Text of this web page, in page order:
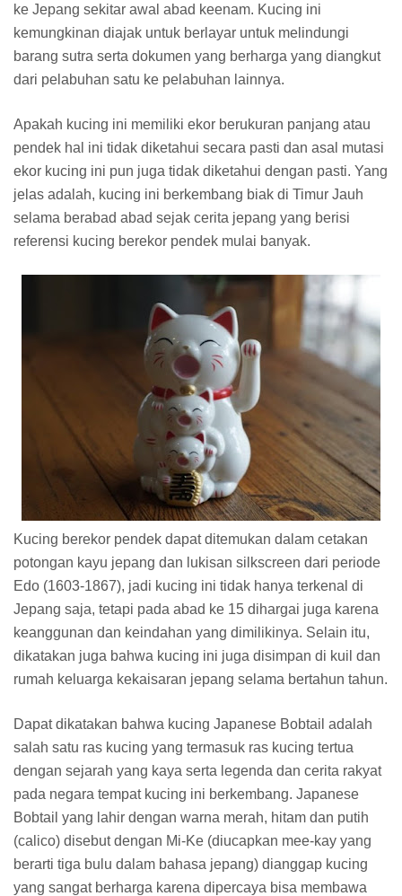
ke Jepang sekitar awal abad keenam. Kucing ini
kemungkinan diajak untuk berlayar untuk melindungi
barang sutra serta dokumen yang berharga yang diangkut
dari pelabuhan satu ke pelabuhan lainnya.
Apakah kucing ini memiliki ekor berukuran panjang atau
pendek hal ini tidak diketahui secara pasti dan asal mutasi
ekor kucing ini pun juga tidak diketahui dengan pasti. Yang
jelas adalah, kucing ini berkembang biak di Timur Jauh
selama berabad abad sejak cerita jepang yang berisi
referensi kucing berekor pendek mulai banyak.
Kucing berekor pendek dapat ditemukan dalam cetakan
potongan kayu jepang dan lukisan silkscreen dari periode
Edo (1603-1867), jadi kucing ini tidak hanya terkenal di
Jepang saja, tetapi pada abad ke 15 dihargai juga karena
keanggunan dan keindahan yang dimilikinya. Selain itu,
dikatakan juga bahwa kucing ini juga disimpan di kuil dan
rumah keluarga kekaisaran jepang selama bertahun tahun.
Dapat dikatakan bahwa kucing Japanese Bobtail adalah
salah satu ras kucing yang termasuk ras kucing tertua
dengan sejarah yang kaya serta legenda dan cerita rakyat
pada negara tempat kucing ini berkembang. Japanese
Bobtail yang lahir dengan warna merah, hitam dan putih
(calico) disebut dengan Mi-Ke (diucapkan mee-kay yang
berarti tiga bulu dalam bahasa jepang) dianggap kucing
yang sangat berharga karena dipercaya bisa membawa